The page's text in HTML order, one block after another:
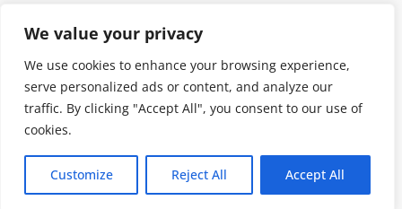
We value your privacy
We use cookies to enhance your browsing experience,
serve personalized ads or content, and analyze our
traffic. By clicking "Accept All", you consent to our use of
cookies.
Customize Reject All Accept All